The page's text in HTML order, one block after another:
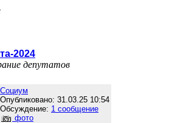
2024
депутатов
Социум
Опубликовано: 31.03.25 10:54
Обсуждение: 1 сообщение
фото